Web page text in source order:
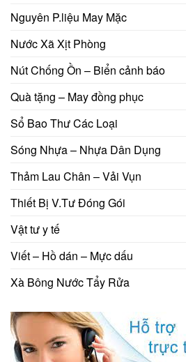
Nguyên P.liệu May Mặc
Nước Xã Xịt Phòng
Nút Chống Ồn – Biển cảnh báo
Quà tặng – May đồng phục
Sổ Bao Thư Các Loại
Sóng Nhựa – Nhựa Dân Dụng
Thảm Lau Chân – Vải Vụn
Thiết Bị V.Tư Đóng Gói
Vật tư y tế
Viết – Hồ dán – Mực dấu
Xà Bông Nước Tẩy Rửa